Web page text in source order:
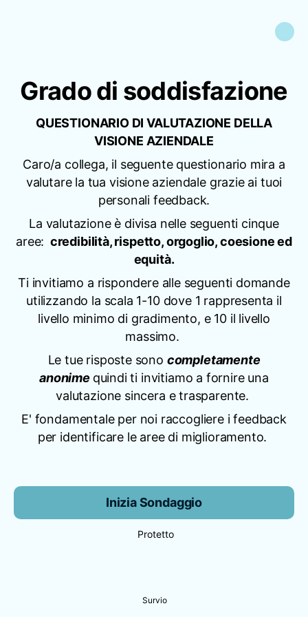
Grado di soddisfazione
QUESTIONARIO DI VALUTAZIONE DELLA
VISIONE AZIENDALE
Caro/a collega, il seguente questionario mira a
valutare la tua visione aziendale grazie ai tuoi
personali feedback.
La valutazione è divisa nelle seguenti cinque
aree: credibilità, rispetto, orgoglio, coesione ed
equità.
Ti invitiamo a rispondere alle seguenti domande
utilizzando la scala 1-10 dove 1 rappresenta il
livello minimo di gradimento, e 10 il livello
massimo.
Le tue risposte sono completamente
anonime quindi ti invitiamo a fornire una
valutazione sincera e trasparente.
E' fondamentale per noi raccogliere i feedback
per identificare le aree di miglioramento.
Inizia Sondaggio
Protetto
Survio